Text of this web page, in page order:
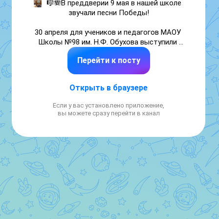
🎼🪗В преддверии 9 мая в нашей школе
звучали песни Победы!
30 апреля для учеников и педагогов МАОУ
Школы №98 им. Н.Ф. Обухова выступили
солисты Уфимской филармонии с
концертом «Песни Победы». Живой голос,
знакомые до слёз мелодии и великая
Победы» — эти песни наши деды и прадеды
💫Спасибо артистам за то, что подарили
нам этот музыкальный мост между
поколениями. Пока мы помним — мы
непобедимы.
🇷🇺 С наступающим Днём Великой
Победы!
Перейти к посту
Открыть в браузере
Если у вас установлено приложение,
вы можете сразу перейти в канал